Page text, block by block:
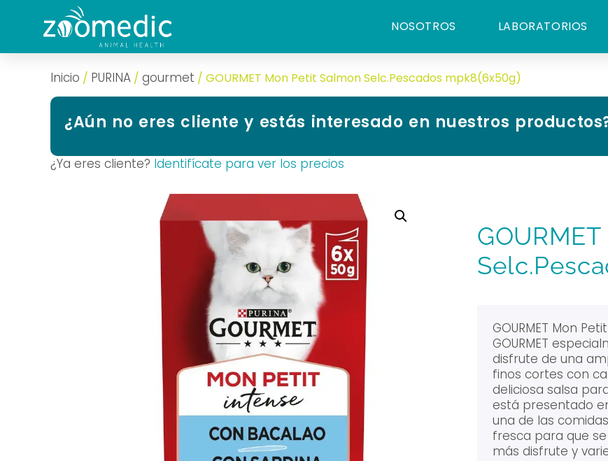
NOSOTROS LABORATORIOS
Inicio / PURINA / gourmet / GOURMET Mon Petit Salmon Selc.Pescados mpk8(6x50g)
¿Aún no eres cliente y estás interesado en nuestros
¿Ya eres cliente? Identifícate para ver los precios
GOURMET Mon
GOURMET
disfrute de una
finos cortes con
deliciosa salsa
está presentado
una de las
fresca para que
más disfrute y